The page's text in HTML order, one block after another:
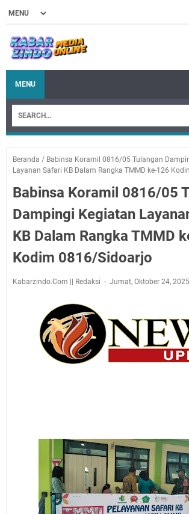
MENU
Beranda / Babinsa Koramil 0816/05 Tulangan
Layanan Safari KB Dalam Rangka TMMD ke-126
Babinsa Koramil 0816/05
Dampingi Kegiatan
KB Dalam Rangka TMMD
Kodim 0816/Sidoarjo
Kabarzindo.Com || Redaksi Jumat, Oktober 24, 2025